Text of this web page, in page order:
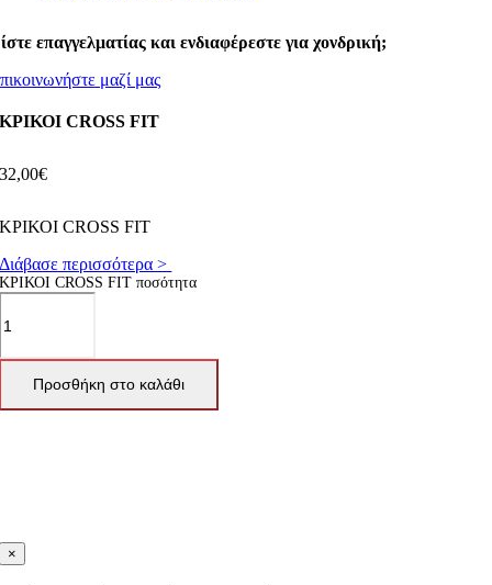
επαγγελματίας και ενδιαφέρεστε για χονδρική;
μαζί μας
ΚΡΙΚΟΙ CROSS FIT
32,00€
ΚΡΙΚΟΙ CROSS FIT
Διάβασε περισσότερα >
ΚΡΙΚΟΙ CROSS FIT ποσότητα
Προσθήκη στο καλάθι
×